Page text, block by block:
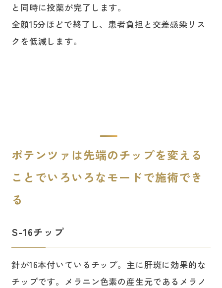
と同時に投薬が完了します。
全顔15分ほどで終了し、患者負担と交差感染リス
クを低減します。
ポテンツァは先端のチップを変える
ことでいろいろなモードで施術でき
る
S-16チップ
針が16本付いているチップ。主に肝斑に効果的な
チップです。メラニン色素の産生元であるメラノ